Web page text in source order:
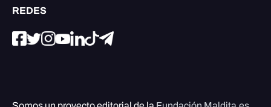
REDES